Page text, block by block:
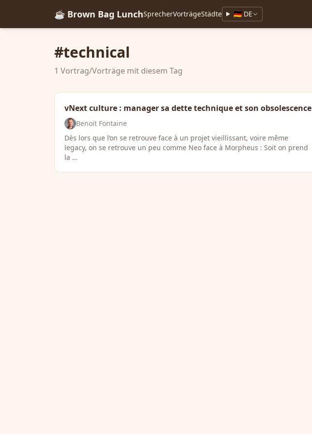
☕ Brown Bag LunchSprecherVorträgeStädte 🇩🇪 DE
#technical
1 Vortrag/Vorträge mit diesem Tag
vNext culture : manager sa dette technique et son obsolescence
Benoit Fontaine
Dès lors que l’on se retrouve face à un projet vieillissant, voire même
legacy, on se retrouve un peu comme Neo face à Morpheus : Soit on prend
la …